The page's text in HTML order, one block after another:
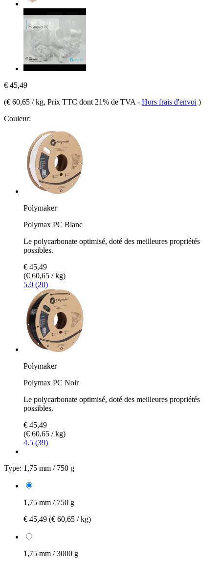
€ 45,49
(€ 60,65 / kg, Prix TTC dont 21% de TVA - Hors frais d'envoi )
Couleur:
Polymaker
Polymax PC Blanc
Le polycarbonate optimisé, doté des meilleures propriétés
possibles.
€ 45,49
(€ 60,65 / kg)
5.0 (20)
Polymaker
Polymax PC Noir
Le polycarbonate optimisé, doté des meilleures propriétés
possibles.
€ 45,49
(€ 60,65 / kg)
4.5 (39)
Type: 1,75 mm / 750 g
1,75 mm / 750 g
€ 45,49 (€ 60,65 / kg)
1,75 mm / 3000 g